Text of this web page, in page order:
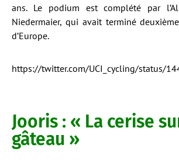
ans. Le podium est complété par
Niedermaier, qui avait terminé
d’Europe.
https://twitter.com/UCI_cycling/status/
Jooris : « La cerise
gâteau »